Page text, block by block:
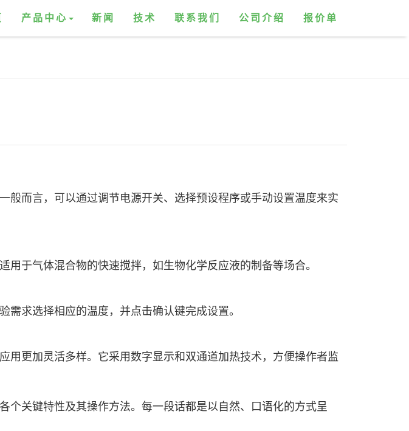
产品中心 新闻 技术 联系我们 公司介绍 报价单
般而言，可以通过调节电源开关、选择预设程序或手动设置温度来实
于气体混合物的快速搅拌，如生物化学反应液的制备等场合。
求选择相应的温度，并点击确认键完成设置。
更加灵活多样。它采用数字显示和双通道加热技术，方便操作者监
个关键特性及其操作方法。每一段话都是以自然、口语化的方式呈